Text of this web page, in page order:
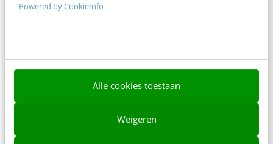
Powered by CookieInfo
Alle cookies toestaan
Weigeren
Klantcontact & CX